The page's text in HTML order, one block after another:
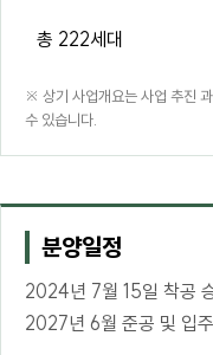
총 222세대
※ 상기 사업개요는 사업 추진
수 있습니다.
분양일정
2024년 7월 15일 착공
2027년 6월 준공 및 입